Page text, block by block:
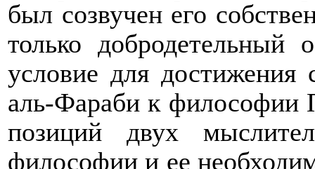
был созвучен его
только добродетельный
условие для
аль-Фараби к философии
позиций двух
философии и ее